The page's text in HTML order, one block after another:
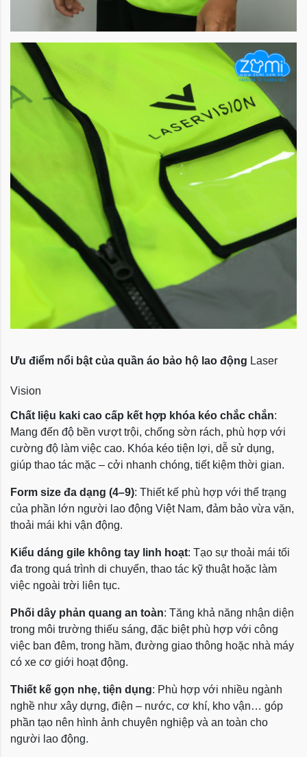
Ưu điểm nổi bật của quần áo bảo hộ lao động Laser
Vision
Chất liệu kaki cao cấp kết hợp khóa kéo chắc chắn:
Mang đến độ bền vượt trội, chống sờn rách, phù hợp với
cường độ làm việc cao. Khóa kéo tiện lợi, dễ sử dụng,
giúp thao tác mặc – cởi nhanh chóng, tiết kiệm thời gian.
Form size đa dạng (4–9): Thiết kế phù hợp với thể trạng
của phần lớn người lao động Việt Nam, đảm bảo vừa vặn,
thoải mái khi vận động.
Kiểu dáng gile không tay linh hoạt: Tạo sự thoải mái tối
đa trong quá trình di chuyển, thao tác kỹ thuật hoặc làm
việc ngoài trời liên tục.
Phối dây phản quang an toàn: Tăng khả năng nhận diện
trong môi trường thiếu sáng, đặc biệt phù hợp với công
việc ban đêm, trong hầm, đường giao thông hoặc nhà máy
có xe cơ giới hoạt động.
Thiết kế gọn nhẹ, tiện dụng: Phù hợp với nhiều ngành
nghề như xây dựng, điện – nước, cơ khí, kho vận… góp
phần tạo nên hình ảnh chuyên nghiệp và an toàn cho
người lao động.